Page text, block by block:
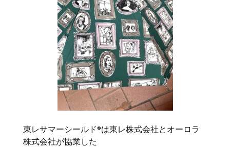
東レサマーシールド®は東レ株式会社とオーロラ
株式会社が協業した